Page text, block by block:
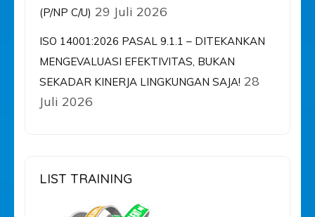
(P/NP C/U) 29 Juli 2026
ISO 14001:2026 PASAL 9.1.1 – DITEKANKAN
MENGEVALUASI EFEKTIVITAS, BUKAN
SEKADAR KINERJA LINGKUNGAN SAJA! 28
Juli 2026
LIST TRAINING